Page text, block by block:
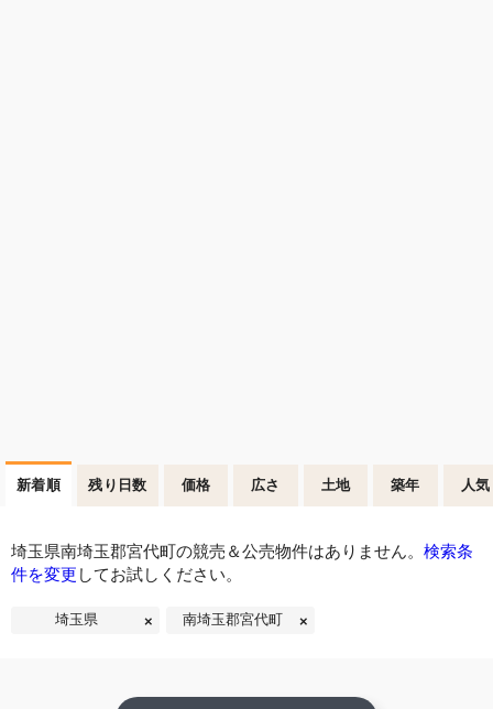
新着順 残り日数 価格 広さ 土地 築年 人気
埼玉県南埼玉郡宮代町の競売＆公売物件はありません。 検索条
件を変更 してお試しください。
埼玉県 南埼玉郡宮代町